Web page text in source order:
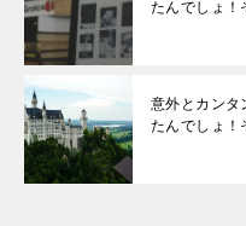
たんでしょ！
意外とカン
たんでしょ！